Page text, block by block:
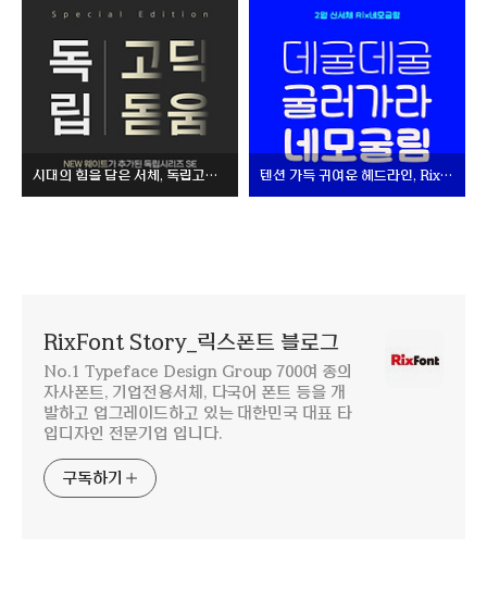
시대의 힘을 담은 서체, 독립고딕/돋움SE 텐션 가득 귀여운 헤드라인, Rix네모굴림
RixFont Story_릭스폰트 블로그
No.1 Typeface Design Group 700여 종의
자사폰트, 기업전용서체, 다국어 폰트 등을 개
발하고 업그레이드하고 있는 대한민국 대표 타
입디자인 전문기업 입니다.
구독하기